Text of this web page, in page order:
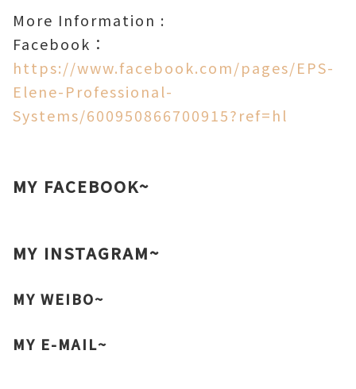
More Information :
Facebook：
https://www.facebook.com/pages/EPS-
Elene-Professional-
Systems/600950866700915?ref=hl
MY FACEBOOK~
MY INSTAGRAM~
MY WEIBO~
MY E-MAIL~